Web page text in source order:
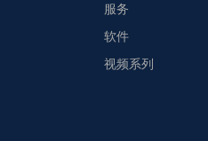
服务
软件
视频系列